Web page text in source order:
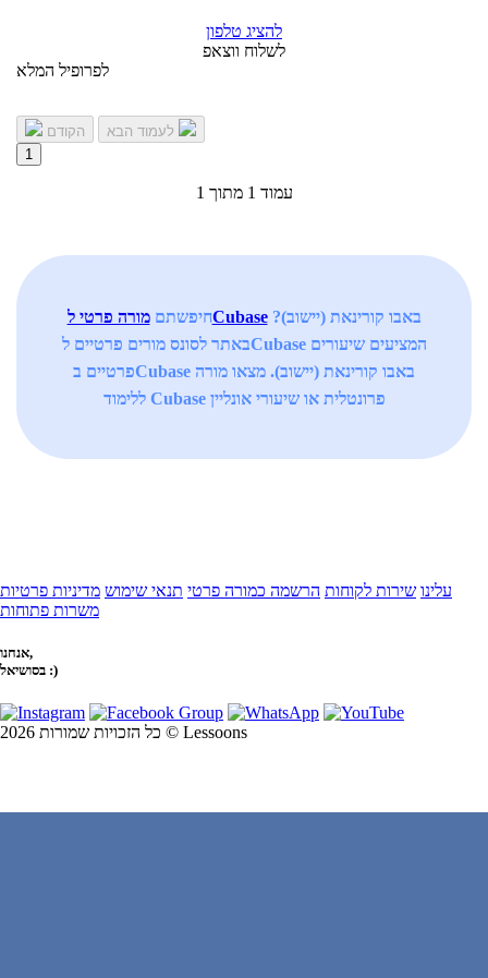
להציג טלפון
לשלוח ווצאפ
לפרופיל המלא
הקודם
1
עמוד 1 מתוך 1
חיפשתםמורה פרטי לCubaseבאבו קורינאת (יישוב)?
באתר לסונס מורים פרטיים לCubase המציעים שיעורים
פרטיים בCubase באבו קורינאת (יישוב). מצאו מורה
ללימוד Cubase פרונטלית או שיעורי אונליין
עלינו שירות לקוחות הרשמה כמורה פרטי תנאי שימוש מדיניות פרטיות
משרות פתוחות
אנחנו,
בסושיאל :)
כל הזכויות שמורות 2026 © Lessoons